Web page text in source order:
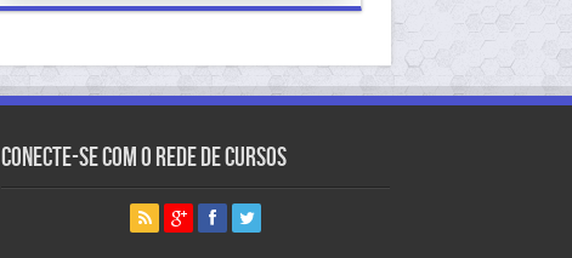
Conecte-se com o Rede de Cursos